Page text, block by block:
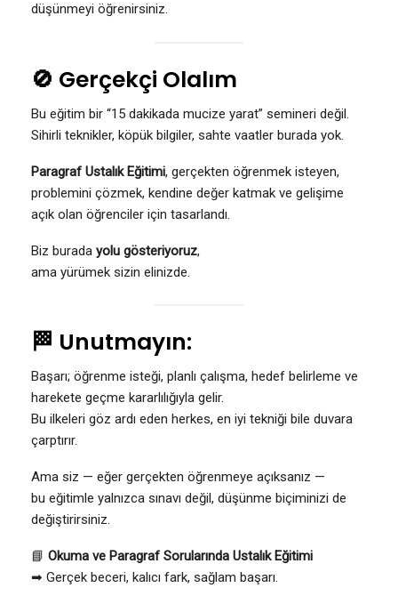
düşünmeyi öğrenirsiniz.
🚫 Gerçekçi Olalım
Bu eğitim bir “15 dakikada mucize yarat” semineri değil.
Sihirli teknikler, köpük bilgiler, sahte vaatler burada yok.
Paragraf Ustalık Eğitimi, gerçekten öğrenmek isteyen,
problemini çözmek, kendine değer katmak ve gelişime
açık olan öğrenciler için tasarlandı.
Biz burada yolu gösteriyoruz,
ama yürümek sizin elinizde.
🏁 Unutmayın:
Başarı; öğrenme isteği, planlı çalışma, hedef belirleme ve
harekete geçme kararlılığıyla gelir.
Bu ilkeleri göz ardı eden herkes, en iyi tekniği bile duvara
çarptırır.
Ama siz — eğer gerçekten öğrenmeye açıksanız —
bu eğitimle yalnızca sınavı değil, düşünme biçiminizi de
değiştirirsiniz.
📘 Okuma ve Paragraf Sorularında Ustalık Eğitimi
➡ Gerçek beceri, kalıcı fark, sağlam başarı.